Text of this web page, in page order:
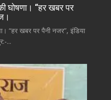
घोषणा। “हर खबर पर
“हर खबर पर पैनी नजर”, इंडिया
...